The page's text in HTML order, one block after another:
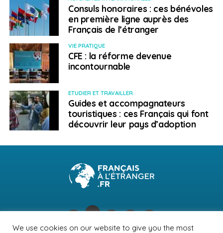
Consuls honoraires : ces bénévoles
en première ligne auprès des
Français de l’étranger
VIE PRATIQUE
CFE : la réforme devenue
incontournable
ETUDIER ET TRAVAILLER
Guides et accompagnateurs
touristiques : ces Français qui font
découvrir leur pays d’adoption
We use cookies on our website to give you the most